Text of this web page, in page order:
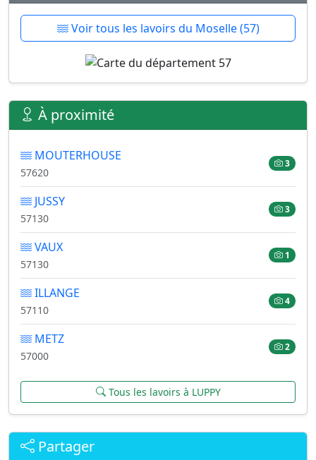
Voir tous les lavoirs du Moselle (57)
À proximité
MOUTERHOUSE
57620
3
JUSSY
57130
3
VAUX
57130
1
ILLANGE
57110
4
METZ
57000
2
Tous les lavoirs à LUPPY
Partager